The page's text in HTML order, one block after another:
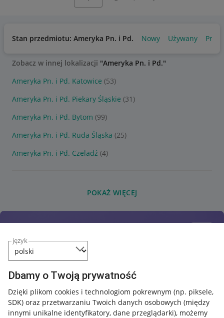
język
Dbamy o Twoją prywatność
Dzięki plikom cookies i technologiom pokrewnym (np. piksele,
SDK) oraz przetwarzaniu Twoich danych osobowych (między
innymi unikalne identyfikatory, dane przeglądarki), możemy
Stan przedmiotu: Ameryka Pn. i Pd. Nowy Używany
Zobacz w innej lokalizacji "Ameryka Pn. i Pd."
Ameryka Pn. i Pd. Katowice (53)
Ameryka Pn. i Pd. Piekary Śląskie (31)
Ameryka Pn. i Pd. Bytom (99)
Ameryka Pn. i Pd. Ruda Śląska (25)
Ameryka Pn. i Pd. Czeladź (4)
POKAŻ WIĘCEJ